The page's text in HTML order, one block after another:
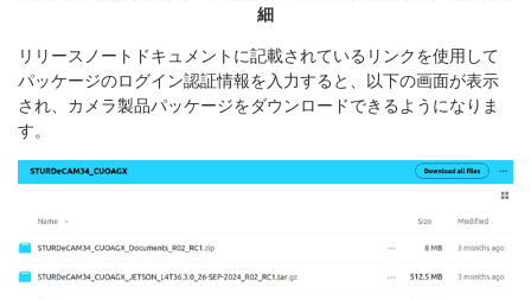
細
リリースノートドキュメントに記載されているリンクを使用して
パッケージのログイン認証情報を入力すると、以下の画面が表示
され、カメラ製品パッケージをダウンロードできるようになりま
す。